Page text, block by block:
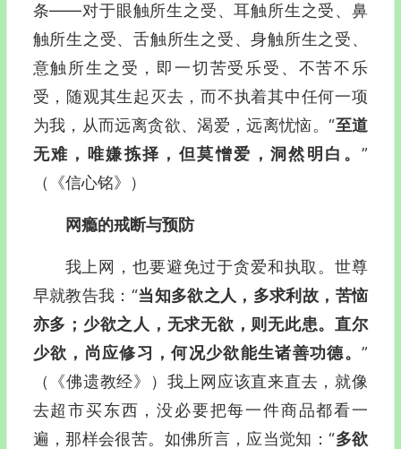
条—―对于眼触所生之受、耳触所生之受、鼻
触所生之受、舌触所生之受、身触所生之受、
意触所生之受，即一切苦受乐受、不苦不乐
受，随观其生起灭去，而不执着其中任何一项
为我，从而远离贪欲、渴爱，远离忧恼。“至道
无难，唯嫌拣择，但莫憎爱，洞然明白。 ”
（《信心铭》）
网瘾的戒断与预防
我上网，也要避免过于贪爱和执取。世尊
早就教告我：“当知多欲之人，多求利故，苦恼
亦多；少欲之人，无求无欲，则无此患。直尔
少欲，尚应修习，何况少欲能生诸善功德。 ”
（《佛遗教经》） 我上网应该直来直去，就像
去超市买东西，没必要把每一件商品都看一
遍，那样会很苦。如佛所言，应当觉知：“多欲